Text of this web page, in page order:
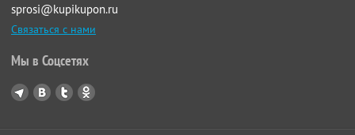
sprosi@kupikupon.ru
Связаться с нами
Мы в Соцсетях